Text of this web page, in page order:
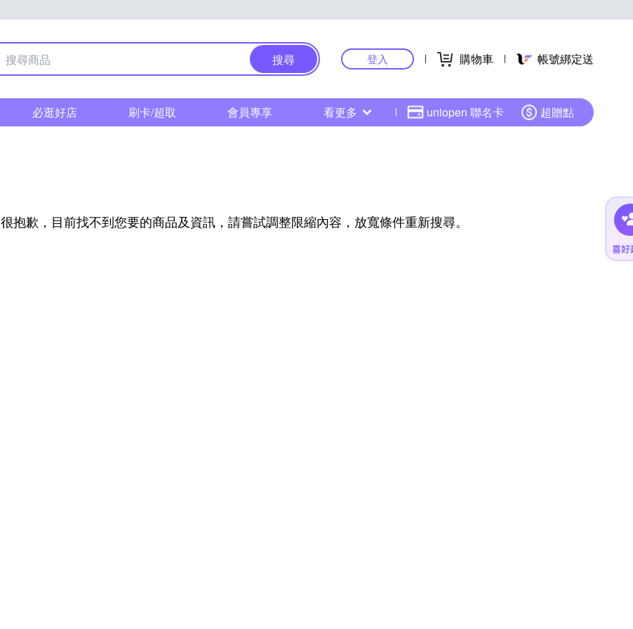
搜尋 登入 購物車 帳號綁定送
必逛好店 刷卡/超取 會員專享 看更多 uniopen 聯名卡 超贈點
很抱歉，目前找不到您要的商品及資訊，請嘗試調整限縮內容，放寬條件重新搜尋。